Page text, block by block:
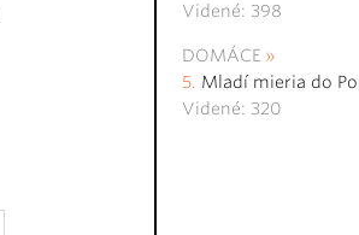
Videné: 398
DOMÁCE
Mladí mieria do
Videné: 320